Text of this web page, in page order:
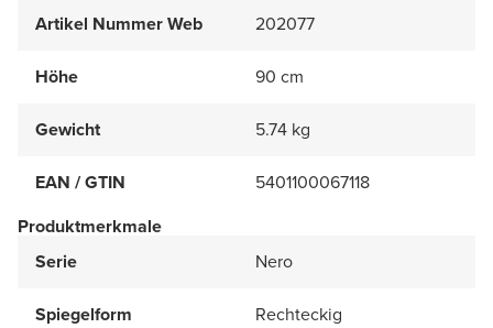
Artikel Nummer Web 202077
Höhe 90 cm
Gewicht 5.74 kg
EAN / GTIN
5401100067118
Produktmerkmale
Serie
Nero
Spiegelform Rechteckig